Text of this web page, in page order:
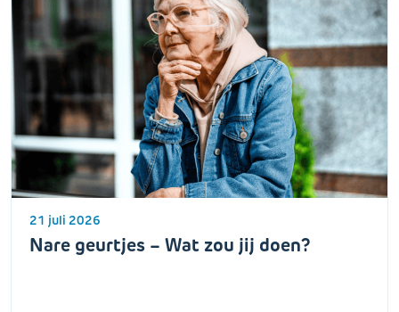
21 juli 2026
Nare geurtjes – Wat zou jij doen?